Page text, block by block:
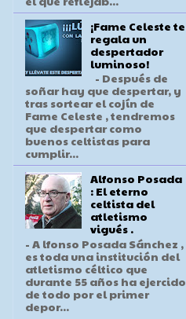
¡Fame Celeste te
regala un
despertador
luminoso!
- Después de
soñar hay que despertar, y
tras sortear el cojín de
Fame Celeste , tendremos
que despertar como
buenos celtistas para
cumplir...
Alfonso Posada
: El eterno
celtista del
atletismo
vigués .
- A lfonso Posada Sánchez ,
es toda una institución del
atletismo céltico que
durante 55 años ha ejercido
de todo por el primer
depor...